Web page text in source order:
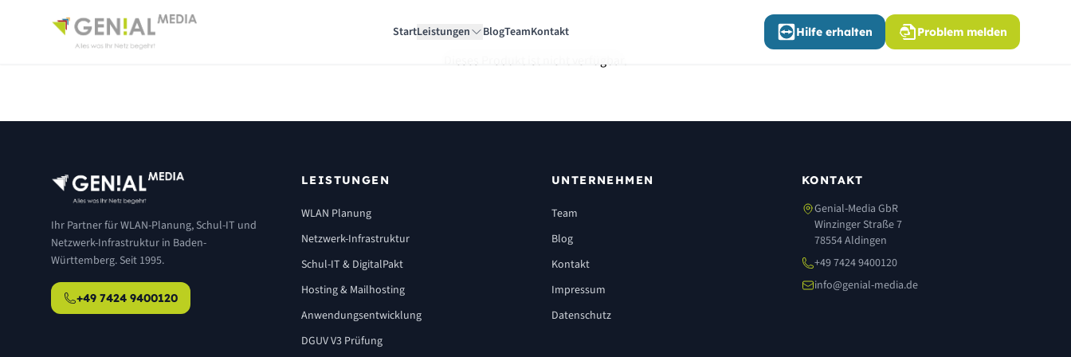
StartLeistungen BlogTeamKontakt Hilfe erhalten Problem melden
Dieses Produkt ist nicht verfügbar.
Ihr Partner für WLAN-Planung, Schul-IT und
Netzwerk-Infrastruktur in Baden-
Württemberg. Seit 1995.
+49 7424 9400120
LEISTUNGEN
WLAN Planung
Netzwerk-Infrastruktur
Schul-IT & DigitalPakt
Hosting & Mailhosting
Anwendungsentwicklung
DGUV V3 Prüfung
UNTERNEHMEN
Team
Blog
Kontakt
Impressum
Datenschutz
KONTAKT
Genial-Media GbR
Winzinger Straße 7
78554 Aldingen
+49 7424 9400120
info@genial-media.de